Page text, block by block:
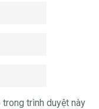
trình duyệt này